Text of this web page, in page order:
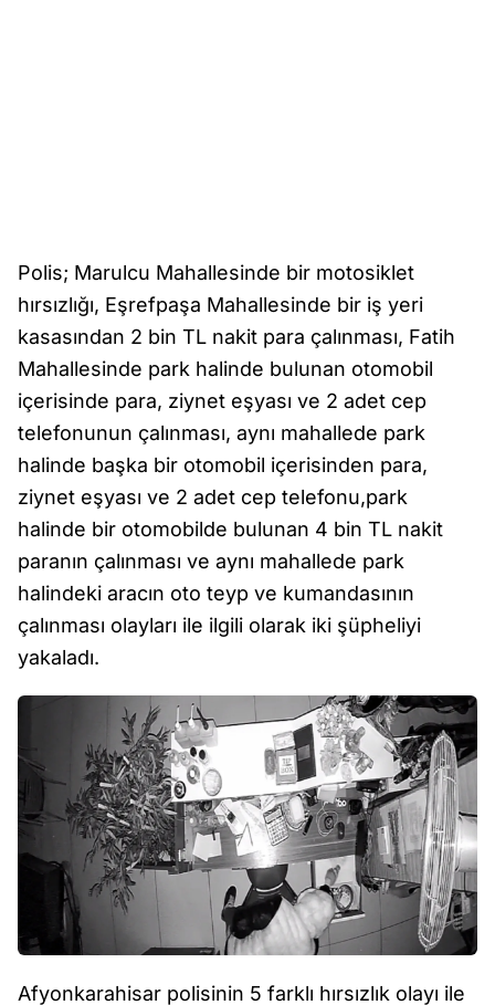
Polis; Marulcu Mahallesinde bir motosiklet
hırsızlığı, Eşrefpaşa Mahallesinde bir iş yeri
kasasından 2 bin TL nakit para çalınması, Fatih
Mahallesinde park halinde bulunan otomobil
içerisinde para, ziynet eşyası ve 2 adet cep
telefonunun çalınması, aynı mahallede park
halinde başka bir otomobil içerisinden para,
ziynet eşyası ve 2 adet cep telefonu,park
halinde bir otomobilde bulunan 4 bin TL nakit
paranın çalınması ve aynı mahallede park
halindeki aracın oto teyp ve kumandasının
çalınması olayları ile ilgili olarak iki şüpheliyi
yakaladı.
Afyonkarahisar polisinin 5 farklı hırsızlık olayı ile